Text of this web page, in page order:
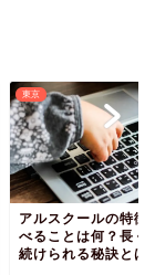
東京
アルスクールの特徴
べることは何？長く
続けられる秘訣とは